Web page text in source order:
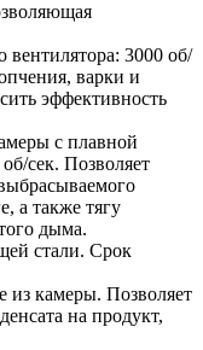
вентилятора: 3000 об/
варки и
эффективность
с плавной
об/сек. Позволяет
а также тягу
дыма.
стали. Срок
из камеры. Позволяет
на продукт,